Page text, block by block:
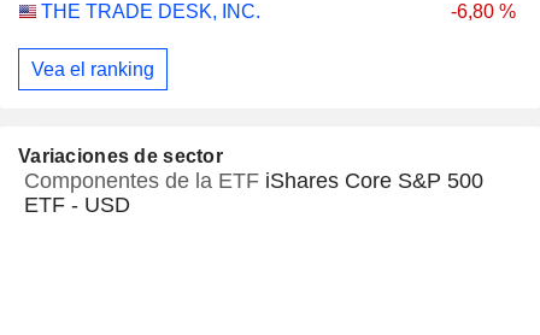
THE TRADE DESK, INC.
-6,80 %
Vea el ranking
Variaciones de sector
Componentes de la ETF iShares Core S&P 500
ETF - USD